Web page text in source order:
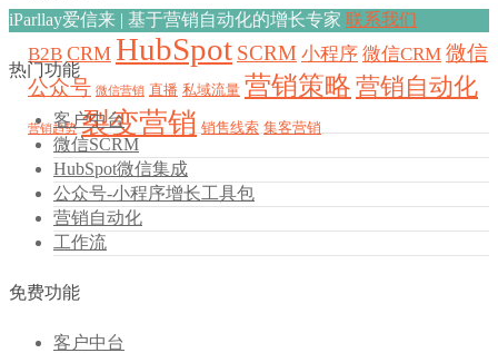
B2B CRM HubSpot SCRM 小程序 微信CRM 微信
公众号 微信营销 直播 私域流量 营销策略 营销自动化
营销趋势 裂变营销 销售线索 集客营销
iParllay爱信来 | 基于营销自动化的增长专家 联系我们
热门功能
客户中台
微信SCRM
HubSpot微信集成
公众号-小程序增长工具包
营销自动化
工作流
免费功能
客户中台